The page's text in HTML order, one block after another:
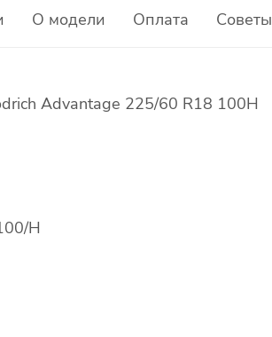
О модели Оплата Советы
Advantage 225/60 R18 100H
H